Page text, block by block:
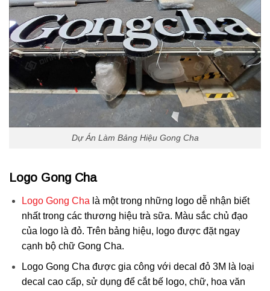
Dự Án Làm Bảng Hiệu Gong Cha
Logo Gong Cha
Logo Gong Cha là một trong những logo dễ nhận biết
nhất trong các thương hiệu trà sữa. Màu sắc chủ đạo
của logo là đỏ. Trên bảng hiệu, logo được đặt ngay
cạnh bộ chữ Gong Cha.
Logo Gong Cha được gia công với decal đỏ 3M là loại
decal cao cấp, sử dụng để cắt bế logo, chữ, hoa văn